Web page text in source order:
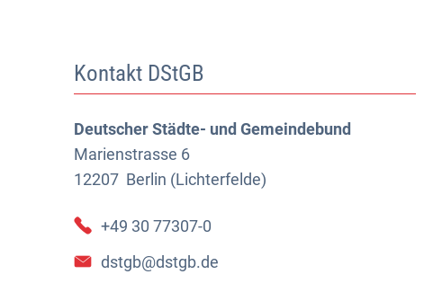
Kontakt DStGB
Deutscher Städte- und Gemeindebund
Marienstrasse 6
12207 Berlin (Lichterfelde)
+49 30 77307-0
dstgb@dstgb.de